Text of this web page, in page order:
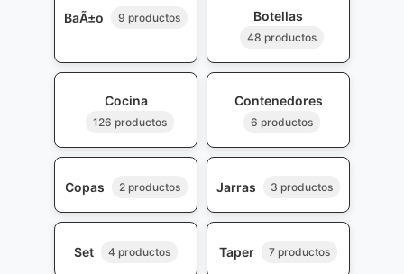
BaÃ±o 9 productos Botellas
48 productos
Cocina
126 productos
Contenedores
6 productos
Copas 2 productos Jarras 3 productos
Set 4 productos Taper 7 productos